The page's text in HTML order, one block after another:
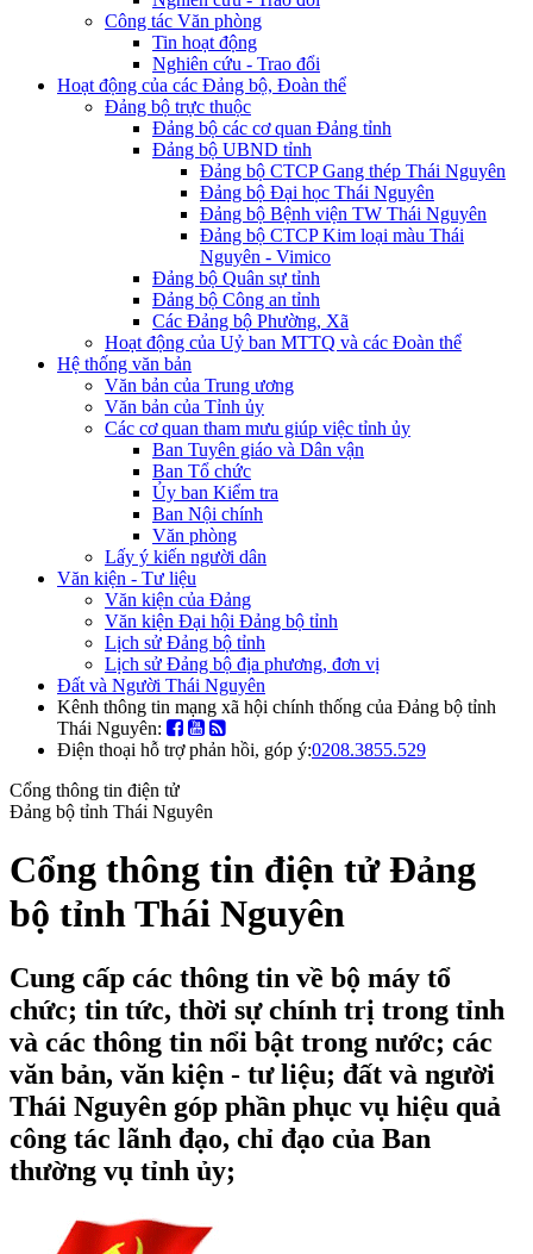
Công tác Văn phòng
Tin hoạt động
Nghiên cứu - Trao đổi
Hoạt động của các Đảng bộ, Đoàn thể
Đảng bộ trực thuộc
Đảng bộ các cơ quan Đảng tỉnh
Đảng bộ UBND tỉnh
Đảng bộ CTCP Gang thép Thái Nguyên
Đảng bộ Đại học Thái Nguyên
Đảng bộ Bệnh viện TW Thái Nguyên
Đảng bộ CTCP Kim loại màu Thái
Nguyên - Vimico
Đảng bộ Quân sự tỉnh
Đảng bộ Công an tỉnh
Các Đảng bộ Phường, Xã
Hoạt động của Uỷ ban MTTQ và các Đoàn thể
Hệ thống văn bản
Văn bản của Trung ương
Văn bản của Tỉnh ủy
Các cơ quan tham mưu giúp việc tỉnh ủy
Ban Tuyên giáo và Dân vận
Ban Tổ chức
Ủy ban Kiểm tra
Ban Nội chính
Văn phòng
Lấy ý kiến người dân
Văn kiện - Tư liệu
Văn kiện của Đảng
Văn kiện Đại hội Đảng bộ tỉnh
Lịch sử Đảng bộ tỉnh
Lịch sử Đảng bộ địa phương, đơn vị
Đất và Người Thái Nguyên
Kênh thông tin mạng xã hội chính thống của Đảng bộ tỉnh
Thái Nguyên:
Điện thoại hỗ trợ phản hồi, góp ý:0208.3855.529
Cổng thông tin điện tử
Đảng bộ tỉnh Thái Nguyên
Cổng thông tin điện tử Đảng
bộ tỉnh Thái Nguyên
Cung cấp các thông tin về bộ máy tổ
chức; tin tức, thời sự chính trị trong tỉnh
và các thông tin nổi bật trong nước; các
văn bản, văn kiện - tư liệu; đất và người
Thái Nguyên góp phần phục vụ hiệu quả
công tác lãnh đạo, chỉ đạo của Ban
thường vụ tỉnh ủy;